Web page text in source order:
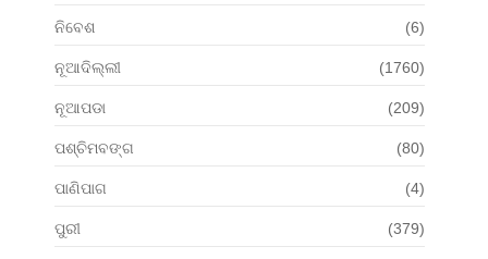
ନିବେଶ (6)
ନୂଆଦିଲ୍ଲୀ (1760)
ନୂଆପଡା (209)
ପଶ୍ଚିମବଙ୍ଗ (80)
ପାଣିପାଗ (4)
ପୁରୀ (379)